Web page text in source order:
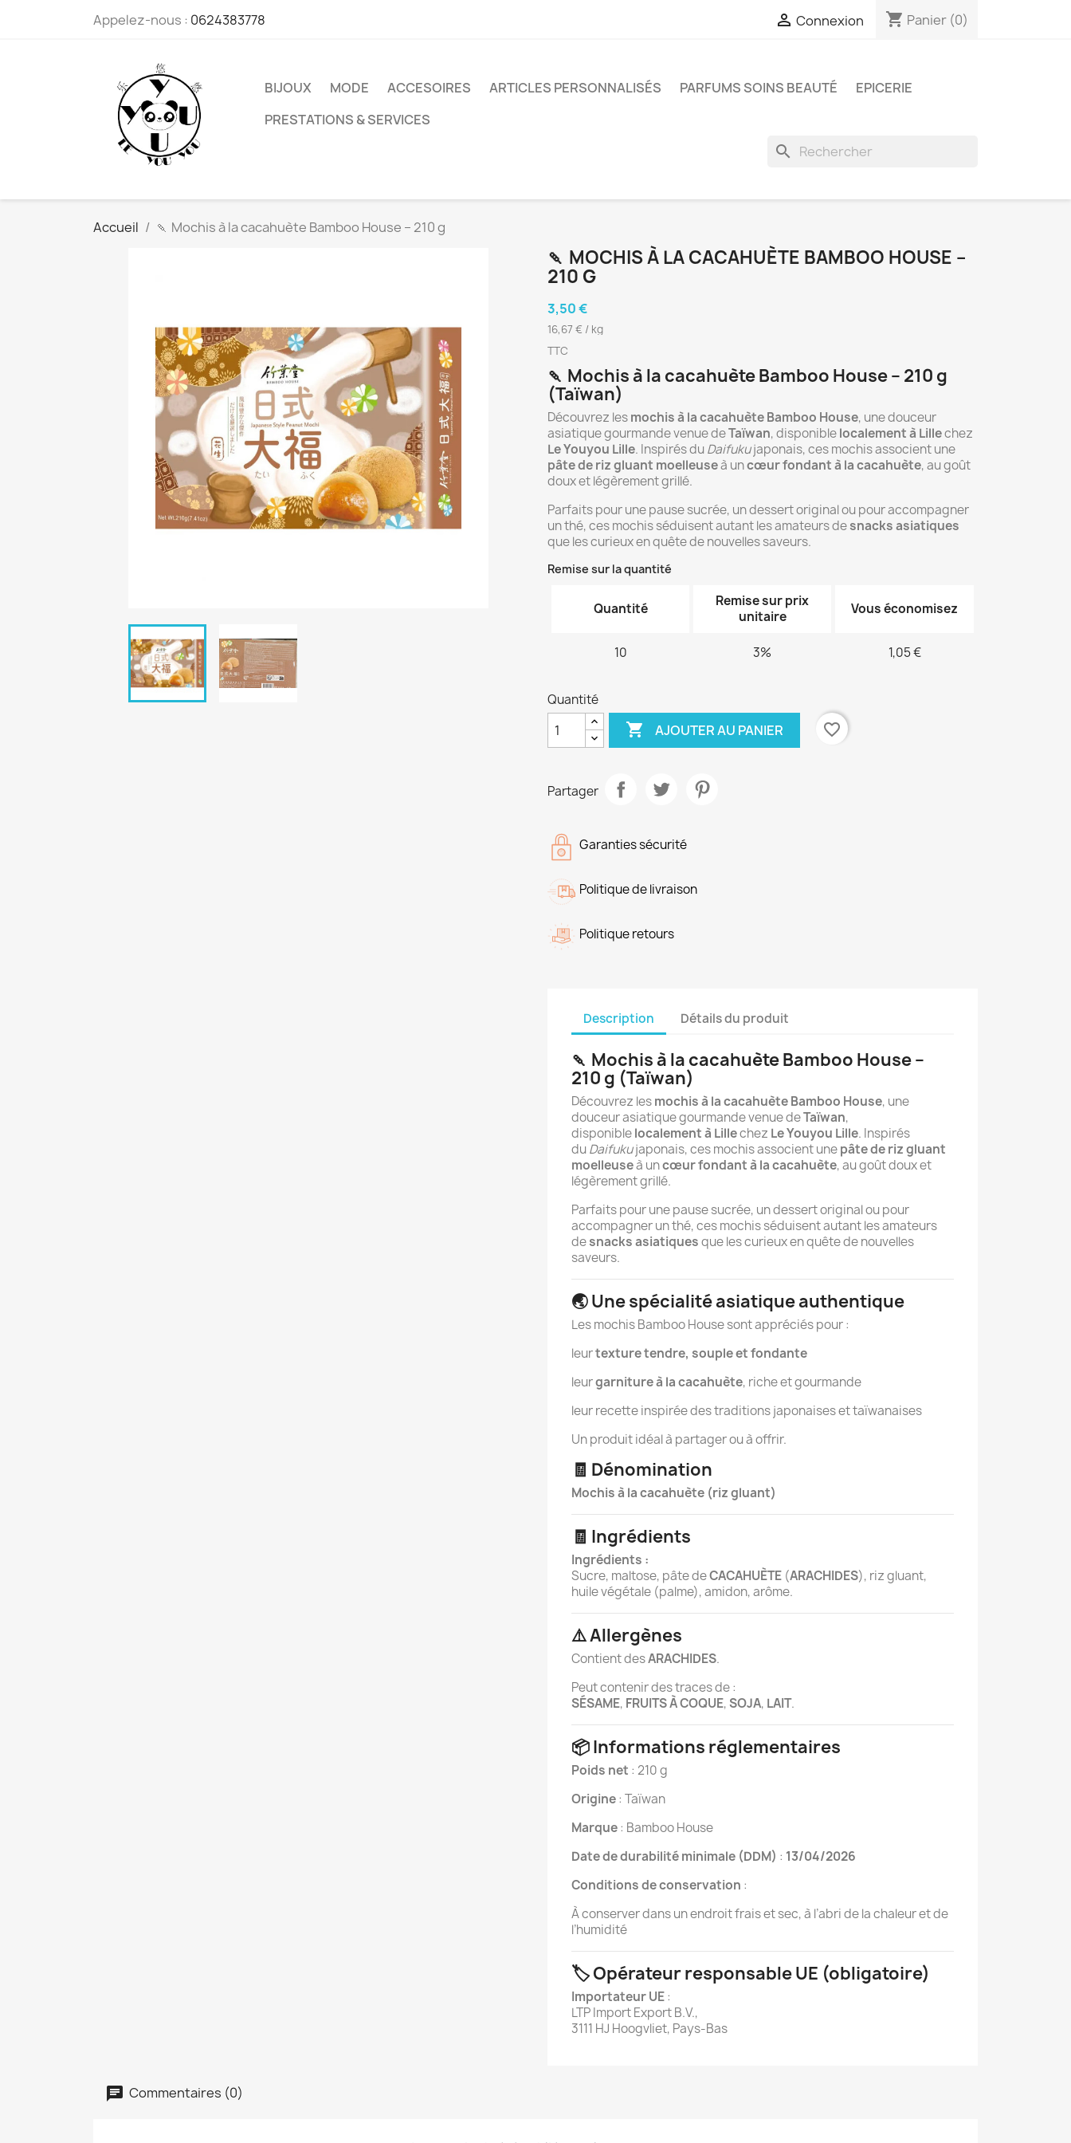
Appelez-nous : 0624383778  Connexion shopping_cart Panier (0)
BIJOUX MODE ACCESOIRES ARTICLES PERSONNALISÉS PARFUMS SOINS BEAUTÉ
EPICERIE
PRESTATIONS & SERVICES
search
Accueil 🍡 Mochis à la cacahuète Bamboo House – 210 g
🍡 MOCHIS À LA CACAHUÈTE BAMBOO HOUSE –
210 G
3,50 €
16,67 € / kg
TTC
🍡 Mochis à la cacahuète Bamboo House – 210 g
(Taïwan)
Découvrez lesmochis à la cacahuète Bamboo House, une douceur
asiatique gourmande venue deTaïwan, disponiblelocalement à Lillechez
Le Youyou Lille. Inspirés duDaifukujaponais, ces mochis associent une
pâte de riz gluant moelleuseà uncœur fondant à la cacahuète, au goût
doux et légèrement grillé.
Parfaits pour une pause sucrée, un dessert original ou pour accompagner
un thé, ces mochis séduisent autant les amateurs desnacks asiatiques
que les curieux en quête de nouvelles saveurs.
Remise sur la quantité
Quantité
Remise sur prix
unitaire
Vous économisez
10 3% 1,05 €
Quantité
 AJOUTER AU PANIER favorite_border
Partager
Garanties sécurité
Politique de livraison
Politique retours
Description Détails du produit
🍡 Mochis à la cacahuète Bamboo House –
210 g (Taïwan)
Découvrez lesmochis à la cacahuète Bamboo House, une
douceur asiatique gourmande venue deTaïwan,
disponiblelocalement à Lillechez Le Youyou Lille. Inspirés
duDaifukujaponais, ces mochis associent unepâte de riz gluant
moelleuseà uncœur fondant à la cacahuète, au goût doux et
légèrement grillé.
Parfaits pour une pause sucrée, un dessert original ou pour
accompagner un thé, ces mochis séduisent autant les amateurs
desnacks asiatiquesque les curieux en quête de nouvelles
saveurs.
🌏 Une spécialité asiatique authentique
Les mochis Bamboo House sont appréciés pour :
leurtexture tendre, souple et fondante
leurgarniture à la cacahuète, riche et gourmande
leur recette inspirée des traditions japonaises et taïwanaises
Un produit idéal à partager ou à offrir.
🧾 Dénomination
Mochis à la cacahuète (riz gluant)
🧾 Ingrédients
Ingrédients :
Sucre, maltose, pâte deCACAHUÈTE (ARACHIDES), riz gluant,
huile végétale (palme), amidon, arôme.
⚠️ Allergènes
Contient desARACHIDES.
Peut contenir des traces de :
SÉSAME, FRUITS À COQUE,SOJA, LAIT.
📦 Informations réglementaires
Poids net : 210 g
Origine: Taïwan
Marque: Bamboo House
Date de durabilité minimale (DDM) : 13/04/2026
Conditions de conservation :
À conserver dans un endroit frais et sec, à l’abri de la chaleur et de
l’humidité
🏷️ Opérateur responsable UE (obligatoire)
Importateur UE:
LTP Import Export B.V.,
3111 HJ Hoogvliet, Pays-Bas
Commentaires (0)